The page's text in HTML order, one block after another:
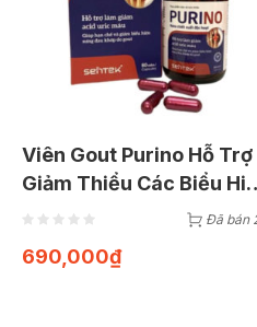
Viên Gout Purino Hỗ Trợ
Giảm Thiểu Các Biểu
Sưng Đau Khớp Do Gout
Đã bán
690,000₫